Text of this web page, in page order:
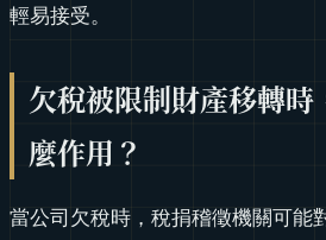
輕易接受。
欠稅被限制財產移轉
麼作用？
當公司欠稅時，稅捐稽徵機關可能